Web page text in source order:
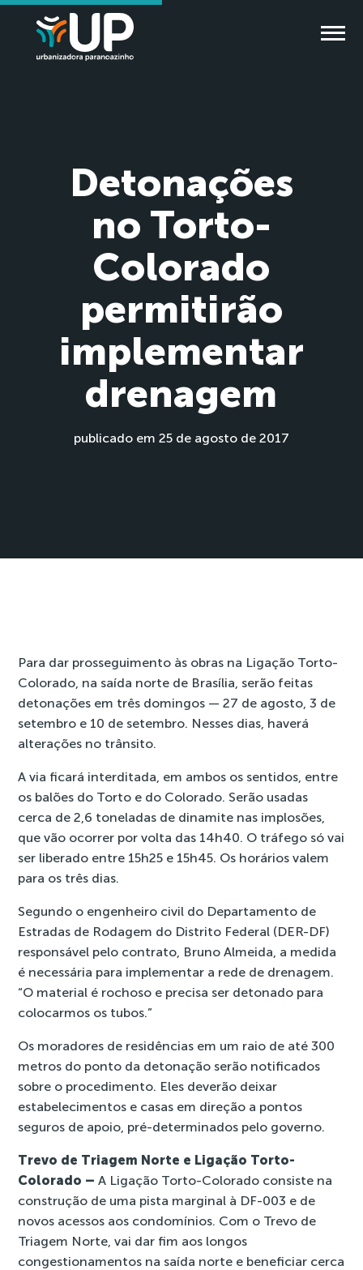
Detonações
no Torto-
Colorado
permitirão
implementar
drenagem
publicado em 25 de agosto de 2017
Para dar prosseguimento às obras na Ligação Torto-
Colorado, na saída norte de Brasília, serão feitas
detonações em três domingos — 27 de agosto, 3 de
setembro e 10 de setembro. Nesses dias, haverá
alterações no trânsito.
A via ficará interditada, em ambos os sentidos, entre
os balões do Torto e do Colorado. Serão usadas
cerca de 2,6 toneladas de dinamite nas implosões,
que vão ocorrer por volta das 14h40. O tráfego só vai
ser liberado entre 15h25 e 15h45. Os horários valem
para os três dias.
Segundo o engenheiro civil do Departamento de
Estradas de Rodagem do Distrito Federal (DER-DF)
responsável pelo contrato, Bruno Almeida, a medida
é necessária para implementar a rede de drenagem.
“O material é rochoso e precisa ser detonado para
colocarmos os tubos.”
Os moradores de residências em um raio de até 300
metros do ponto da detonação serão notificados
sobre o procedimento. Eles deverão deixar
estabelecimentos e casas em direção a pontos
seguros de apoio, pré-determinados pelo governo.
Trevo de Triagem Norte e Ligação Torto-
Colorado –A Ligação Torto-Colorado consiste na
construção de uma pista marginal à DF-003 e de
novos acessos aos condomínios. Com o Trevo de
Triagem Norte, vai dar fim aos longos
congestionamentos na saída norte e beneficiar cerca